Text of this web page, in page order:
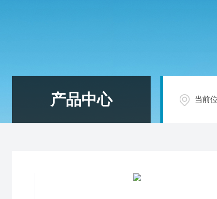
产品中心 当前